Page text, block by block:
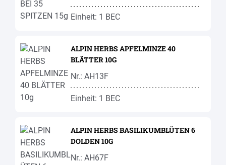
Einheit: 1 BEC
ALPIN HERBS APFELMINZE 40
BLÄTTER 10G
Nr.: AH13F
Einheit: 1 BEC
ALPIN HERBS BASILIKUMBLÜTEN 6
DOLDEN 10G
Nr.: AH67F